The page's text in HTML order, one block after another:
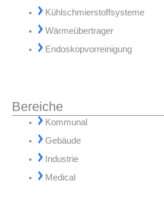
Kühlschmierstoffsysteme
Wärmeübertrager
Endoskopvorreinigung
Bereiche
Kommunal
Gebäude
Industrie
Medical